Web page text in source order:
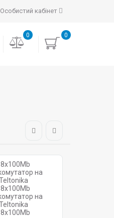
Особистий кабінет
0
0